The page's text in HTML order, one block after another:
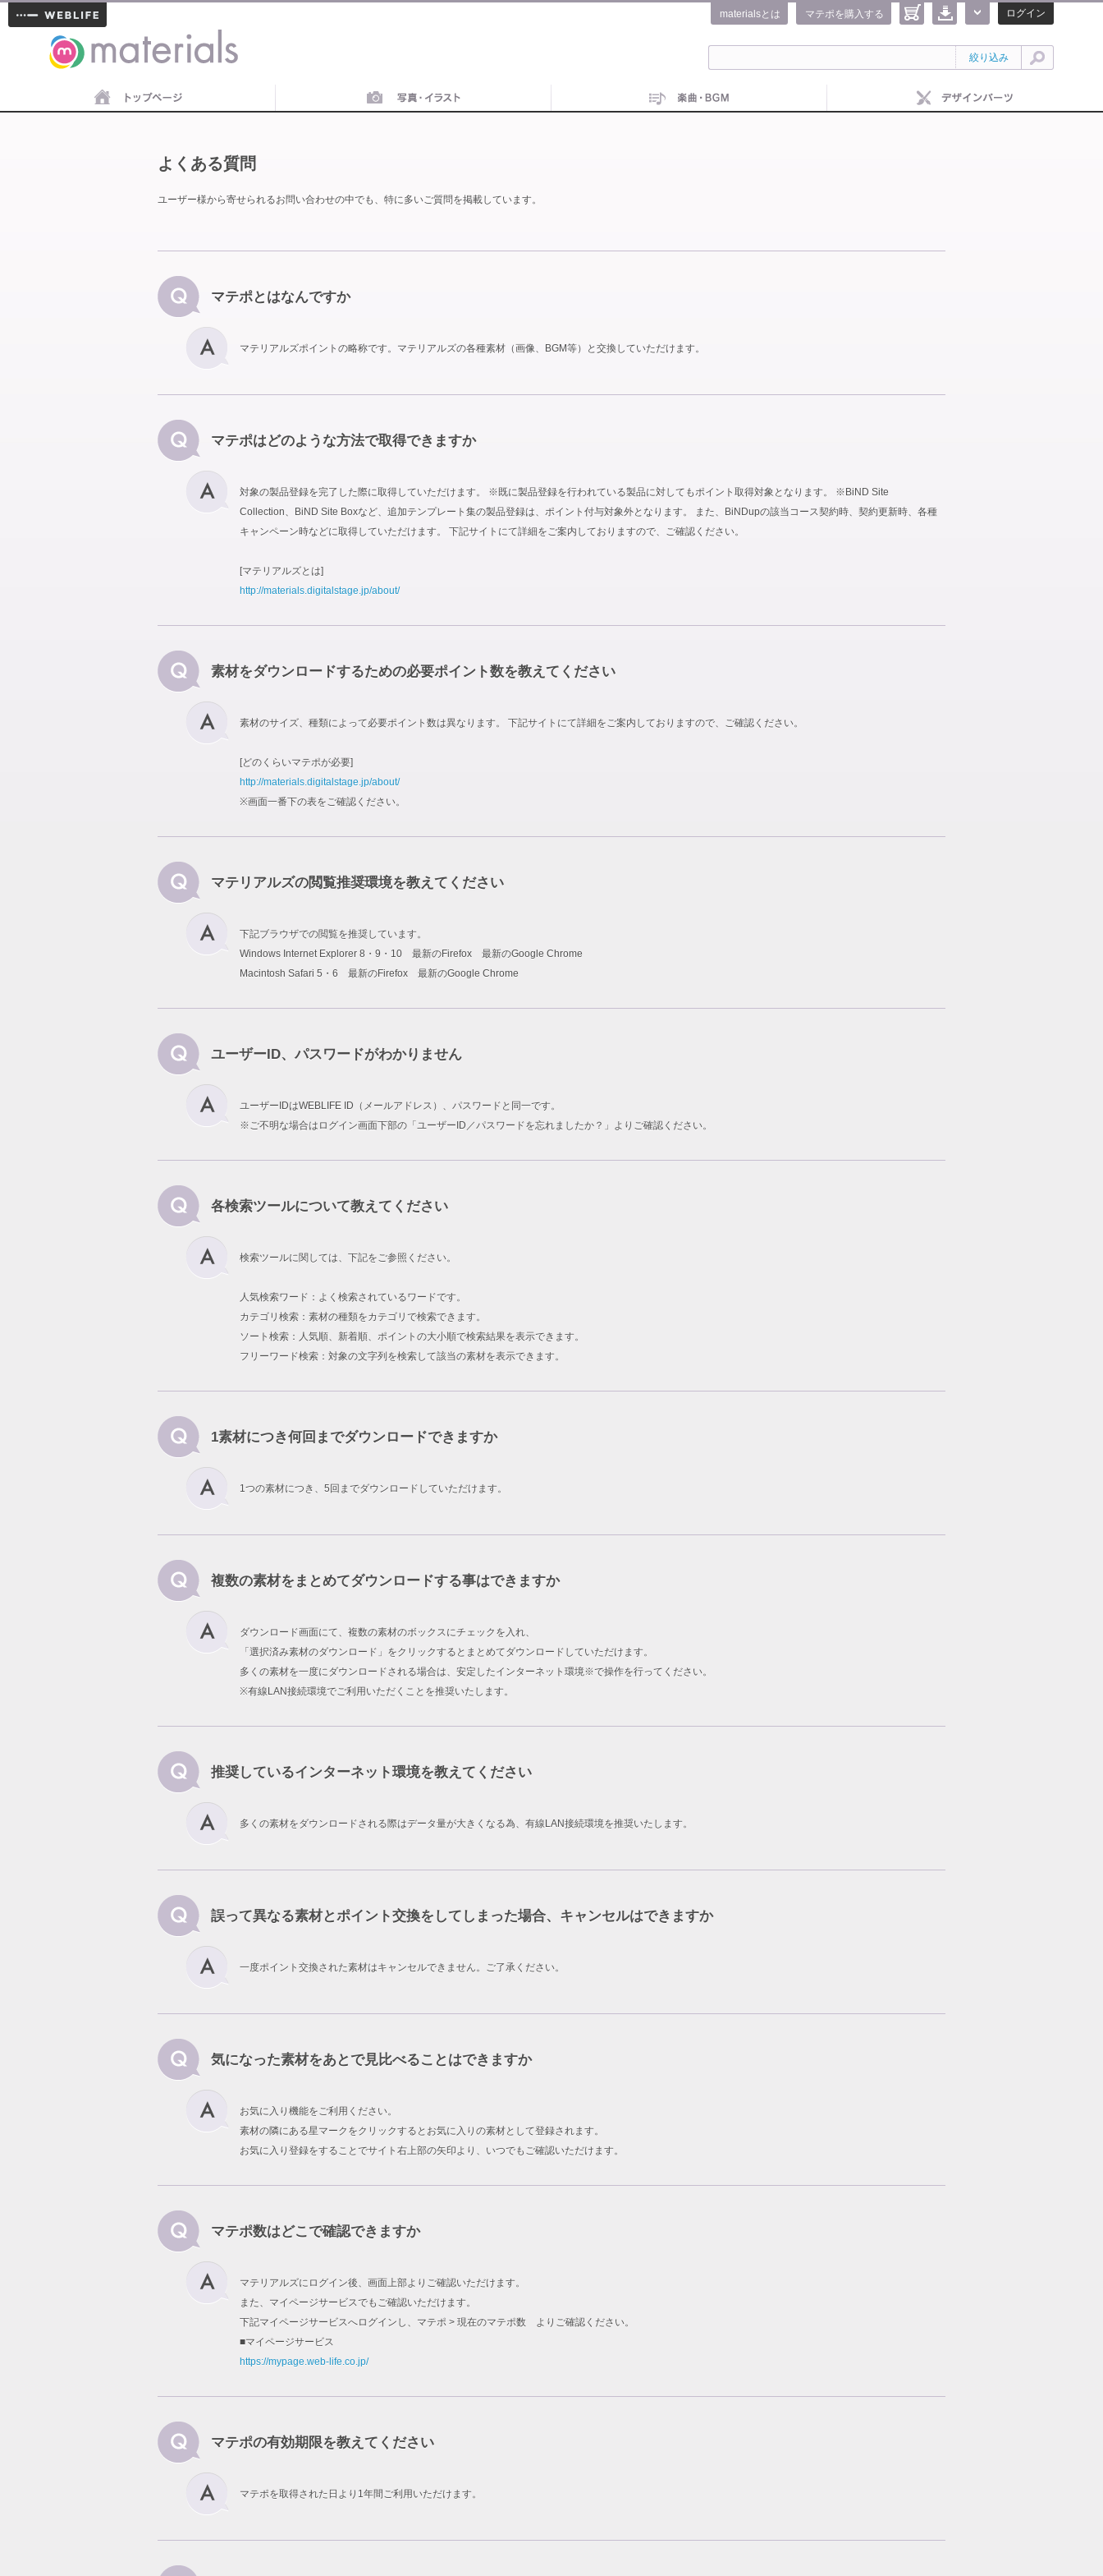
materials
ログイン
マテポを購入する
materialsとは
絞り込み
よくある質問
ユーザー様から寄せられるお問い合わせの中でも、特に多いご質問を掲載しています。
マテポとはなんですか
マテリアルズポイントの略称です。マテリアルズの各種素材（画像、BGM等）と交換していただけます。
マテポはどのような方法で取得できますか
対象の製品登録を完了した際に取得していただけます。 ※既に製品登録を行われている製品に対してもポイント取得対象となります。 ※BiND Site
Collection、BiND Site Boxなど、追加テンプレート集の製品登録は、ポイント付与対象外となります。 また、BiNDupの該当コース契約時、契約更新時、各種
キャンペーン時などに取得していただけます。 下記サイトにて詳細をご案内しておりますので、ご確認ください。
[マテリアルズとは]
http://materials.digitalstage.jp/about/
素材をダウンロードするための必要ポイント数を教えてください
素材のサイズ、種類によって必要ポイント数は異なります。 下記サイトにて詳細をご案内しておりますので、ご確認ください。
[どのくらいマテポが必要]
http://materials.digitalstage.jp/about/
※画面一番下の表をご確認ください。
マテリアルズの閲覧推奨環境を教えてください
下記ブラウザでの閲覧を推奨しています。
Windows Internet Explorer 8・9・10 最新のFirefox 最新のGoogle Chrome
Macintosh Safari 5・6 最新のFirefox 最新のGoogle Chrome
ユーザーID、パスワードがわかりません
ユーザーIDはWEBLIFE ID（メールアドレス）、パスワードと同一です。
※ご不明な場合はログイン画面下部の「ユーザーID／パスワードを忘れましたか？」よりご確認ください。
各検索ツールについて教えてください
検索ツールに関しては、下記をご参照ください。
人気検索ワード：よく検索されているワードです。
カテゴリ検索：素材の種類をカテゴリで検索できます。
ソート検索：人気順、新着順、ポイントの大小順で検索結果を表示できます。
フリーワード検索：対象の文字列を検索して該当の素材を表示できます。
1素材につき何回までダウンロードできますか
1つの素材につき、5回までダウンロードしていただけます。
複数の素材をまとめてダウンロードする事はできますか
ダウンロード画面にて、複数の素材のボックスにチェックを入れ、
「選択済み素材のダウンロード」をクリックするとまとめてダウンロードしていただけます。
多くの素材を一度にダウンロードされる場合は、安定したインターネット環境※で操作を行ってください。
※有線LAN接続環境でご利用いただくことを推奨いたします。
推奨しているインターネット環境を教えてください
多くの素材をダウンロードされる際はデータ量が大きくなる為、有線LAN接続環境を推奨いたします。
誤って異なる素材とポイント交換をしてしまった場合、キャンセルはできますか
一度ポイント交換された素材はキャンセルできません。ご了承ください。
気になった素材をあとで見比べることはできますか
お気に入り機能をご利用ください。
素材の隣にある星マークをクリックするとお気に入りの素材として登録されます。
お気に入り登録をすることでサイト右上部の矢印より、いつでもご確認いただけます。
マテポ数はどこで確認できますか
マテリアルズにログイン後、画面上部よりご確認いただけます。
また、マイページサービスでもご確認いただけます。
下記マイページサービスへログインし、マテポ > 現在のマテポ数 よりご確認ください。
■マイページサービス
https://mypage.web-life.co.jp/
マテポの有効期限を教えてください
マテポを取得された日より1年間ご利用いただけます。